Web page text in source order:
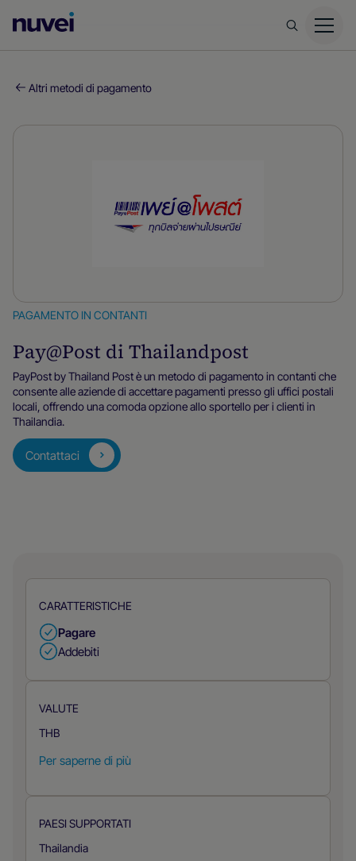
di
Altri metodi di pagamento
PAGAMENTO IN CONTANTI
Pay@Post di Thailandpost
PayPost by Thailand Post è un metodo di pagamento in contanti che
consente alle aziende di accettare pagamenti presso gli uffici postali
locali, offrendo una comoda opzione allo sportello per i clienti in
Thailandia.
Contattaci
CARATTERISTICHE
Pagare
Addebiti
VALUTE
THB
Per saperne di più
PAESI SUPPORTATI
Thailandia